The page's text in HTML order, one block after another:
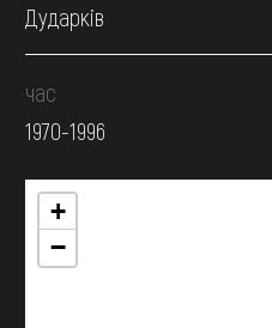
Дударків
час
1970-1996
+
−